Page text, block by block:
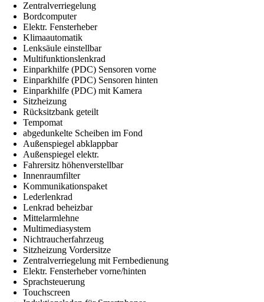
Zentralverriegelung
Bordcomputer
Elektr. Fensterheber
Klimaautomatik
Lenksäule einstellbar
Multifunktionslenkrad
Einparkhilfe (PDC) Sensoren vorne
Einparkhilfe (PDC) Sensoren hinten
Einparkhilfe (PDC) mit Kamera
Sitzheizung
Rücksitzbank geteilt
Tempomat
abgedunkelte Scheiben im Fond
Außenspiegel abklappbar
Außenspiegel elektr.
Fahrersitz höhenverstellbar
Innenraumfilter
Kommunikationspaket
Lederlenkrad
Lenkrad beheizbar
Mittelarmlehne
Multimediasystem
Nichtraucherfahrzeug
Sitzheizung Vordersitze
Zentralverriegelung mit Fernbedienung
Elektr. Fensterheber vorne/hinten
Sprachsteuerung
Touchscreen